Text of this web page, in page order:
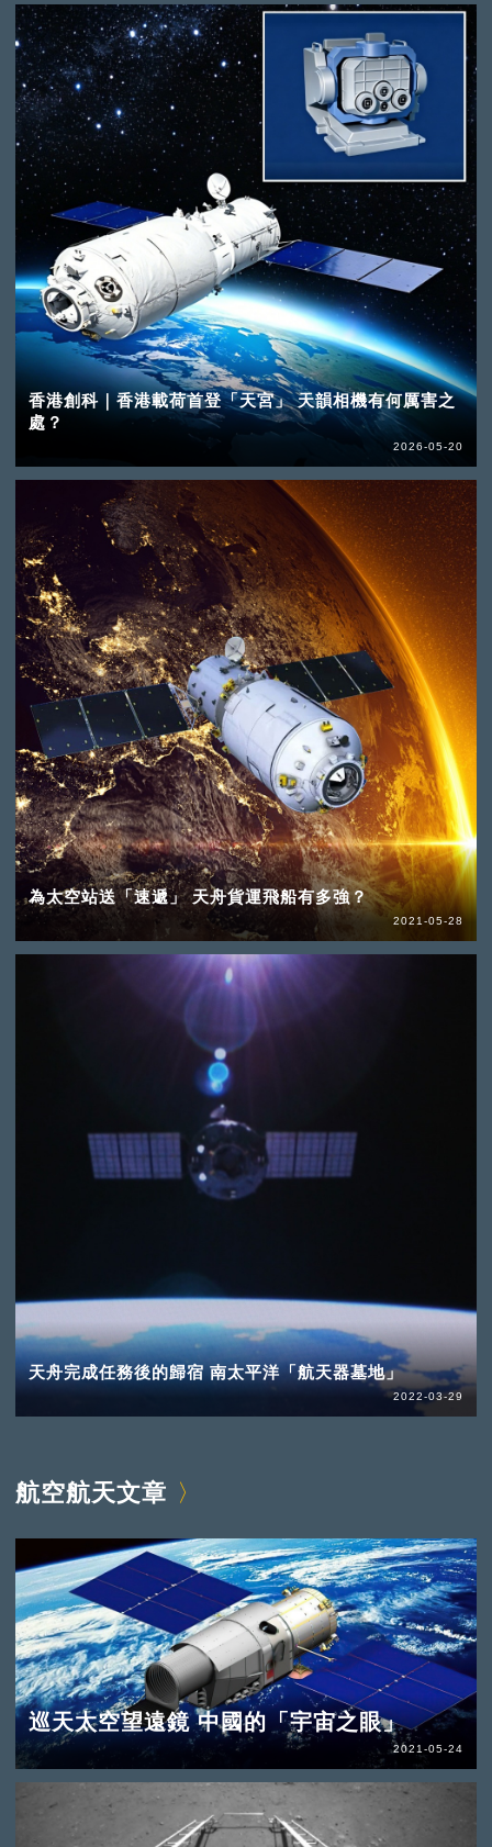
香港創科｜香港載荷首登「天宮」 天韻相機有何厲害之
處？
2026-05-20
為太空站送「速遞」 天舟貨運飛船有多強？
2021-05-28
天舟完成任務後的歸宿 南太平洋「航天器墓地」
2022-03-29
航空航天文章
巡天太空望遠鏡 中國的「宇宙之眼」
2021-05-24